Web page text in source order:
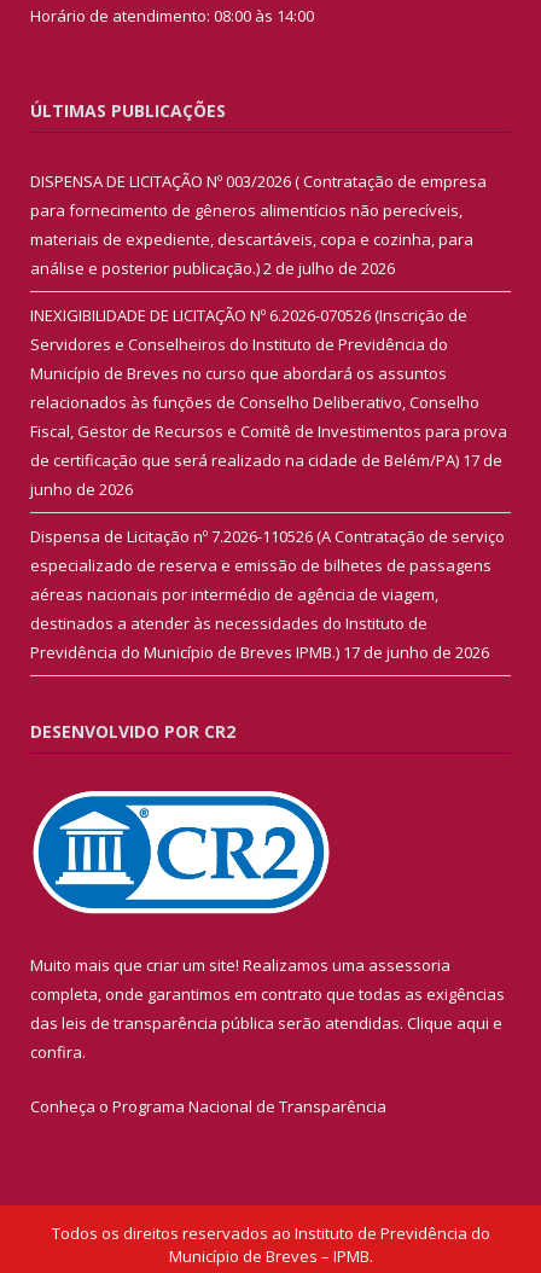
Horário de atendimento: 08:00 às 14:00
ÚLTIMAS PUBLICAÇÕES
DISPENSA DE LICITAÇÃO Nº 003/2026 ( Contratação de empresa
para fornecimento de gêneros alimentícios não perecíveis,
materiais de expediente, descartáveis, copa e cozinha, para
análise e posterior publicação.)2 de julho de 2026
INEXIGIBILIDADE DE LICITAÇÃO Nº 6.2026-070526 (Inscrição de
Servidores e Conselheiros do Instituto de Previdência do
Município de Breves no curso que abordará os assuntos
relacionados às funções de Conselho Deliberativo, Conselho
Fiscal, Gestor de Recursos e Comitê de Investimentos para prova
de certificação que será realizado na cidade de Belém/PA) 17 de
junho de 2026
Dispensa de Licitação nº 7.2026-110526 (A Contratação de serviço
especializado de reserva e emissão de bilhetes de passagens
aéreas nacionais por intermédio de agência de viagem,
destinados a atender às necessidades do Instituto de
Previdência do Município de Breves IPMB.) 17 de junho de 2026
DESENVOLVIDO POR CR2
Muito mais que criar um site! Realizamos uma assessoria
completa, onde garantimos em contrato que todas as exigências
das leis de transparência pública serão atendidas. Clique aqui e
confira.
Conheça o Programa Nacional de Transparência
Todos os direitos reservados ao Instituto de Previdência do
Município de Breves – IPMB.